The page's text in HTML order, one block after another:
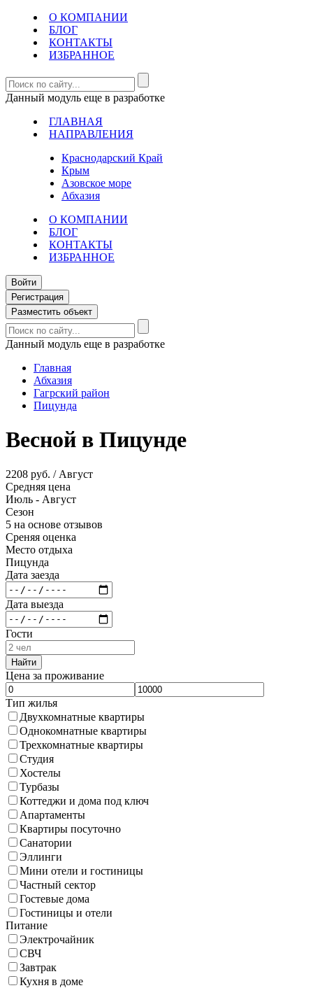
О КОМПАНИИ
БЛОГ
КОНТАКТЫ
ИЗБРАННОЕ
Данный модуль еще в разработке
ГЛАВНАЯ
НАПРАВЛЕНИЯ
Краснодарский Край
Крым
Азовское море
Абхазия
О КОМПАНИИ
БЛОГ
КОНТАКТЫ
ИЗБРАННОЕ
Войти
Регистрация
Разместить объект
Данный модуль еще в разработке
Главная
Абхазия
Гагрский район
Пицунда
Весной в Пицунде
2208 руб. / Август
Средняя цена
Июль - Август
Сезон
5 на основе отзывов
Среняя оценка
Место отдыха
Пицунда
Дата заезда
Дата выезда
Гости
Найти
Цена за проживание
Тип жилья
Двухкомнатные квартиры
Однокомнатные квартиры
Трехкомнатные квартиры
Студия
Хостелы
Турбазы
Коттеджи и дома под ключ
Апартаменты
Квартиры посуточно
Санатории
Эллинги
Мини отели и гостиницы
Частный сектор
Гостевые дома
Гостиницы и отели
Питание
Электрочайник
СВЧ
Завтрак
Кухня в доме